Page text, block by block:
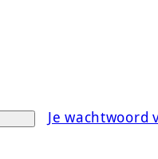
Je wachtwoord